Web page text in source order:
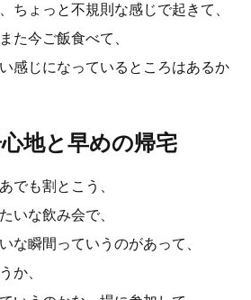
ちょっと不規則な感じで起きて、
た今ご飯食べて、
感じになっているところはあるか
地と早めの帰宅
でも割とこう、
いな飲み会で、
な瞬間っていうのがあって、
か、